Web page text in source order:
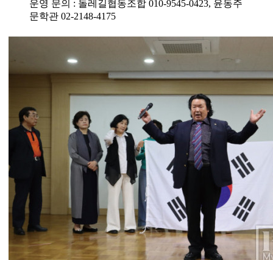
운영 문의 : 돌레길협동조합 010-9545-0423, 윤동주
문학관 02-2148-4175